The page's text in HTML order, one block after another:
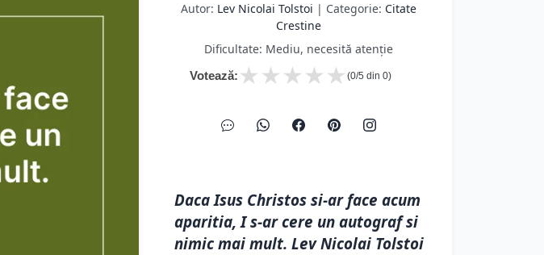
Autor: Lev Nicolai Tolstoi | Categorie: Citate
Crestine
Dificultate: Mediu, necesită atenție
Votează: ★
★
★
★
★ (0/5 din 0)
Daca Isus Christos si-ar face acum
aparitia, I s-ar cere un autograf si
nimic mai mult. Lev Nicolai Tolstoi